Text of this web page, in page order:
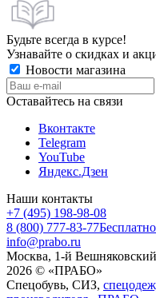
Будьте всегда в курсе!
Узнавайте о скидках и
Новости магазина
Оставайтесь на связи
Вконтакте
Telegram
YouTube
Яндекс.Дзен
Наши контакты
+7 (495) 198-98-08
8 (800) 777-83-77
info@prabo.ru
Москва, 1-й Вешняковский
2026 © «ПРАБО»
Спецобувь, СИЗ,